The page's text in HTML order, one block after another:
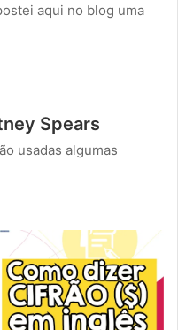
aqui no blog uma
Spears
usadas algumas